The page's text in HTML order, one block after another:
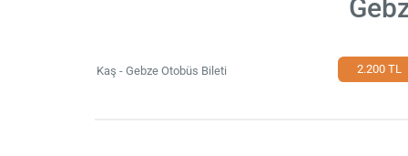
Kaş - Gebze Otobüs Bileti 2.200 TL